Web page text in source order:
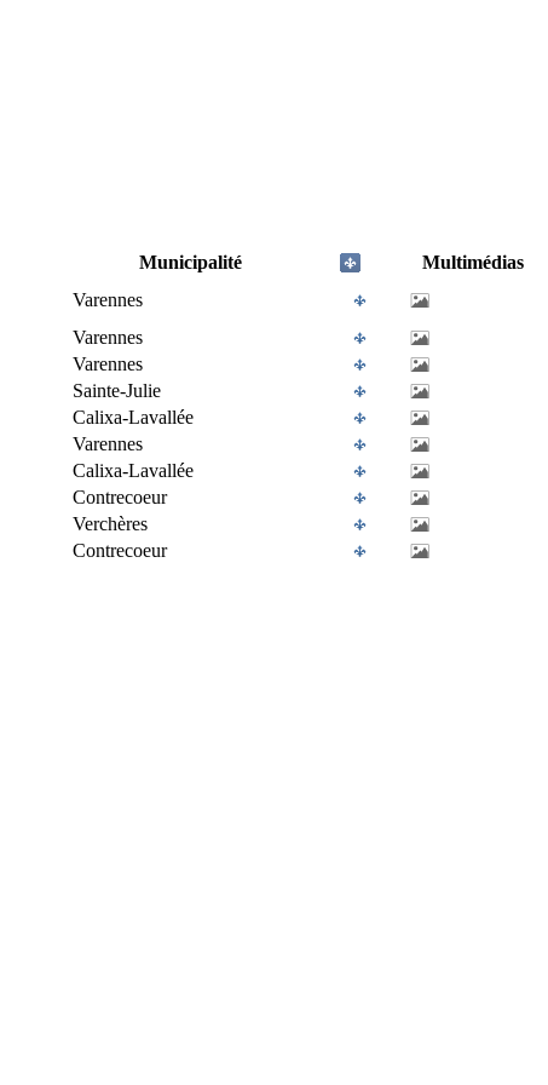
Municipalité
Multimédias
Varennes
Varennes
Varennes
Sainte-Julie
Calixa-Lavallée
Varennes
Calixa-Lavallée
Contrecoeur
Verchères
Contrecoeur